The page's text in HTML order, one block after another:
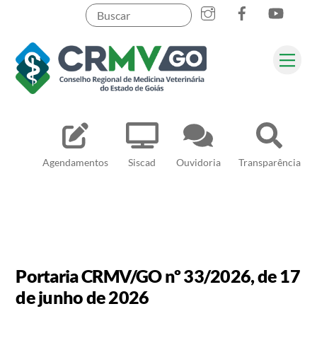
content
Agendamentos Siscad Ouvidoria Transparência
Pesquisar
Portaria CRMV/GO nº 33/2026, de 17
de junho de 2026